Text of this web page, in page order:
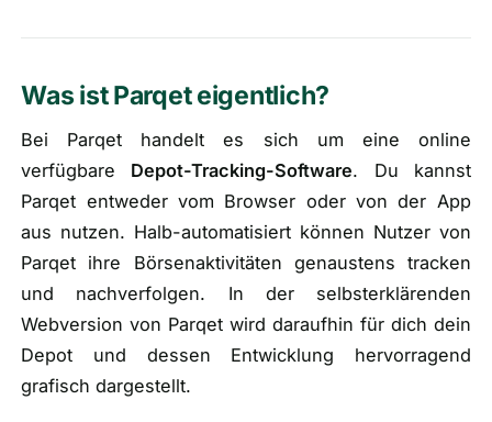
Was ist Parqet eigentlich?
Bei Parqet handelt es sich um eine online
verfügbare Depot-Tracking-Software. Du kannst
Parqet entweder vom Browser oder von der App
aus nutzen. Halb-automatisiert können Nutzer von
Parqet ihre Börsenaktivitäten genaustens tracken
und nachverfolgen. In der selbsterklärenden
Webversion von Parqet wird daraufhin für dich dein
Depot und dessen Entwicklung hervorragend
grafisch dargestellt.